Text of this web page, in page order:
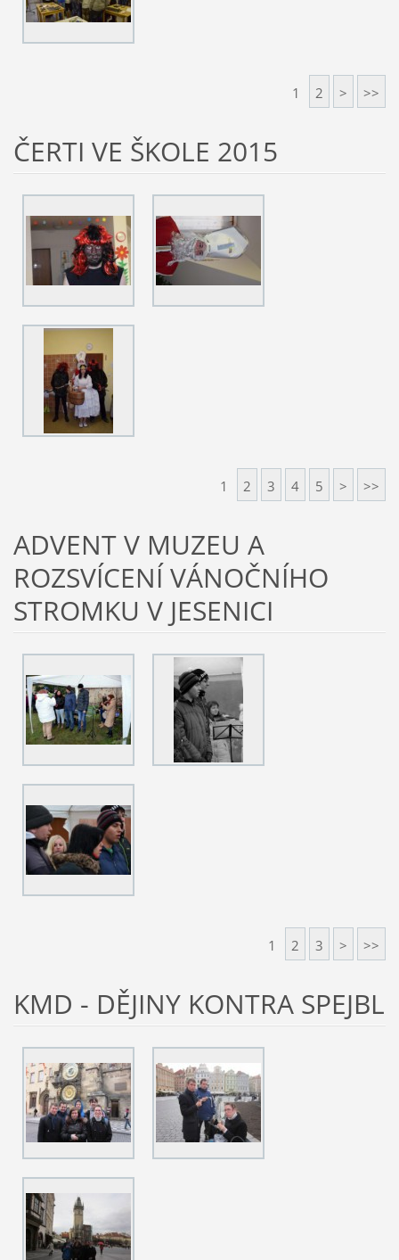
1 2 > >>
ČERTI VE ŠKOLE 2015
1 2 3 4 5 > >>
ADVENT V MUZEU A
ROZSVÍCENÍ VÁNOČNÍHO
STROMKU V JESENICI
1 2 3 > >>
KMD - DĚJINY KONTRA SPEJBL